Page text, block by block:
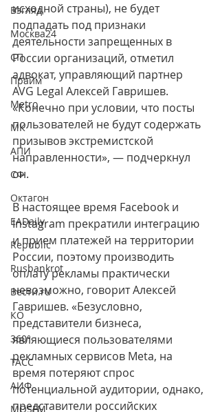
Взгляд
Москва24
СП
Прайм
Metro
МК
АПИ
СФ
Октагон
EADaily
Republic
Rusbankrot
Вести.ru
КО
360°
ТАСС
АИФ
MOSFM
исходной страны), не будет
подпадать под признаки
деятельности запрещенных в
России организаций, отметил
адвокат, управляющий партнер
AVG Legal Алексей Гавришев.
«Конечно при условии, что посты
пользователей не будут содержать
призывов экстремистской
направленности», — подчеркнул
он.
В настоящее время Facebook и
Instagram прекратили интеграцию
и прием платежей на территории
России, поэтому производить
оплату рекламы практически
невозможно, говорит Алексей
Гавришев. «Безусловно,
представители бизнеса,
являющиеся пользователями
рекламных сервисов Meta, на
время потеряют спрос
потенциальной аудитории, однако,
представители российских